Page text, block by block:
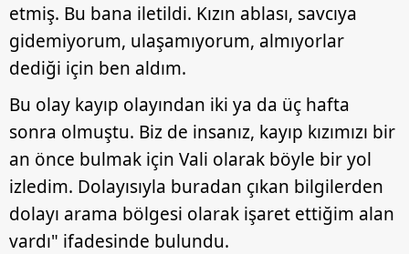
etmiş. Bu bana iletildi. Kızın ablası, savcıya
gidemiyorum, ulaşamıyorum, almıyorlar
dediği için ben aldım.
Bu olay kayıp olayından iki ya da üç hafta
sonra olmuştu. Biz de insanız, kayıp kızımızı bir
an önce bulmak için Vali olarak böyle bir yol
izledim. Dolayısıyla buradan çıkan bilgilerden
dolayı arama bölgesi olarak işaret ettiğim alan
vardı" ifadesinde bulundu.